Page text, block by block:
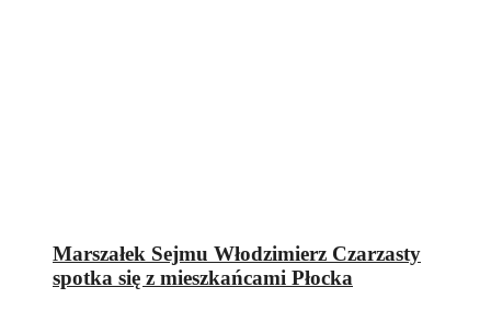
Marszałek Sejmu Włodzimierz Czarzasty
spotka się z mieszkańcami Płocka